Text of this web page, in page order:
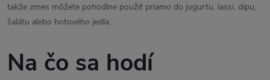
takže zmes môžete pohodlne použiť priamo do jogurtu, lassi, dipu,
šalátu alebo hotového jedla.
Na čo sa hodí